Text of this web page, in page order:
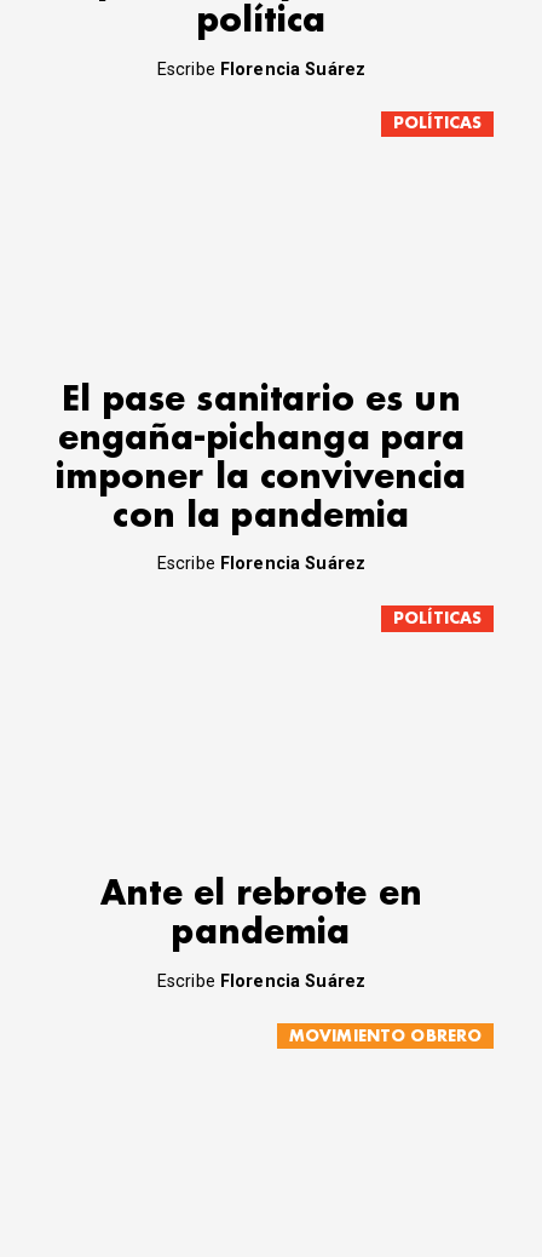
política
Escribe Florencia Suárez
POLÍTICAS
El pase sanitario es un
engaña-pichanga para
imponer la convivencia
con la pandemia
Escribe Florencia Suárez
POLÍTICAS
Ante el rebrote en
pandemia
Escribe Florencia Suárez
MOVIMIENTO OBRERO